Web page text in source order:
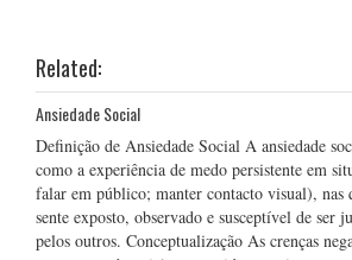
Related:
Ansiedade Social
Definição de Ansiedade Social A ansiedade
como a experiência de medo persistente em
falar em público; manter contacto visual), nas
sente exposto, observado e susceptível de ser
pelos outros. Conceptualização As crenças